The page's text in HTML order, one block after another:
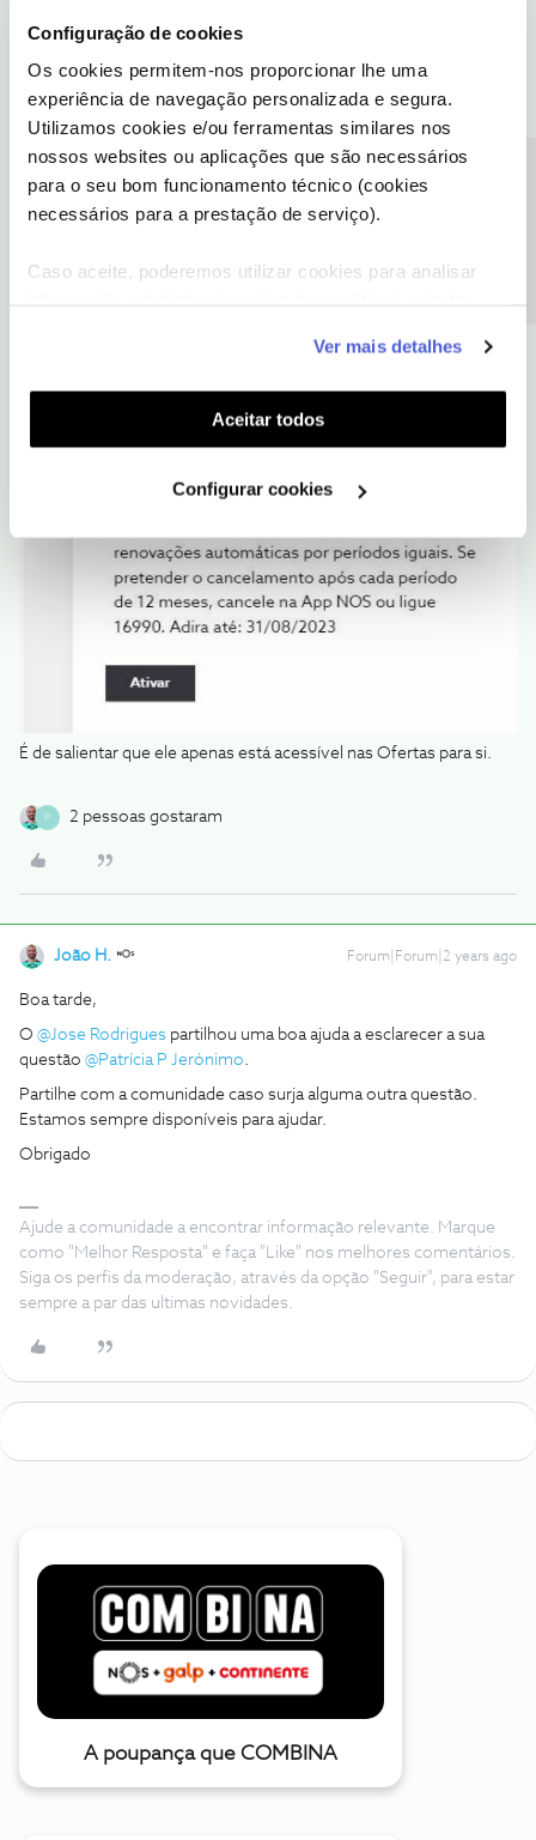
Configuração de cookies
Os cookies permitem-nos proporcionar lhe uma
experiência de navegação personalizada e segura.
Utilizamos cookies e/ou ferramentas similares nos
nossos websites ou aplicações que são necessários
para o seu bom funcionamento técnico (cookies
necessários para a prestação de serviço).
Caso aceite, poderemos utilizar cookies para analisar
funcionalidades (cookies de personalização e
funcionalidade) e adaptar anúncios aos seus interesses
(cookies de publicidade personalizada). Pode gerir a
utilização dos cookies clicando em "Configurar
Ver mais detalhes
Aceitar todos
Configurar cookies
É de salientar que ele apenas está acessível nas Ofertas para si.
P 2 pessoas gostaram
João H. Forum|Forum|2 years ago
Boa tarde,
O @Jose Rodrigues partilhou uma boa ajuda a esclarecer a sua
questão @Patrícia P Jerónimo.
Partilhe com a comunidade caso surja alguma outra questão.
Estamos sempre disponíveis para ajudar.
Obrigado
Ajude a comunidade a encontrar informação relevante. Marque
como "Melhor Resposta" e faça "Like" nos melhores comentários.
Siga os perfis da moderação, através da opção "Seguir", para estar
sempre a par das ultimas novidades.
A poupança que COMBINA